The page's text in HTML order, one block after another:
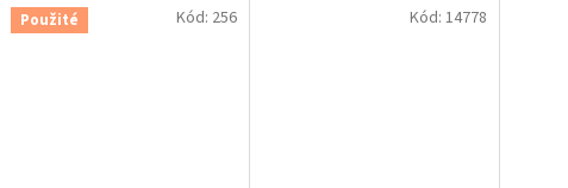
Použité Kód: 256 Kód:14778